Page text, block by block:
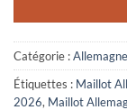
Catégorie :Allemagne
Étiquettes : Maillot
2026, Maillot